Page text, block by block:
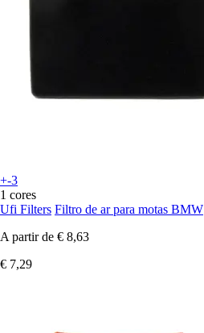
+-3
1 cores
Ufi Filters Filtro de ar para motas BMW
A partir de € 8,63
€ 7,29